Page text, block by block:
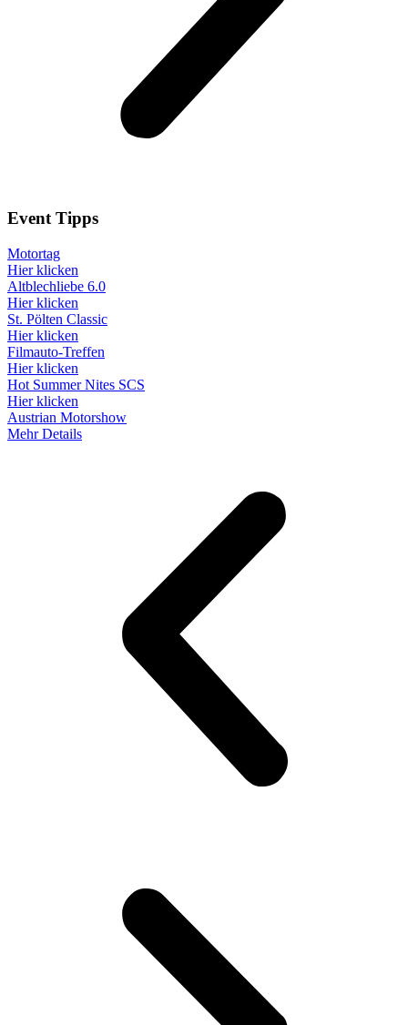
Event Tipps
Motortag
Hier klicken
Altblechliebe 6.0
Hier klicken
St. Pölten Classic
Hier klicken
Filmauto-Treffen
Hier klicken
Hot Summer Nites SCS
Hier klicken
Austrian Motorshow
Mehr Details